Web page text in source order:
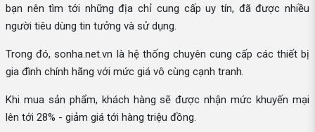
bạn nên tìm tới những địa chỉ cung cấp uy tín, đã được nhiều
người tiêu dùng tin tưởng và sử dụng.
Trong đó, sonha.net.vn là hệ thống chuyên cung cấp các thiết bị
gia đình chính hãng với mức giá vô cùng cạnh tranh.
Khi mua sản phẩm, khách hàng sẽ được nhận mức khuyến mại
lên tới 28% - giảm giá tới hàng triệu đồng.